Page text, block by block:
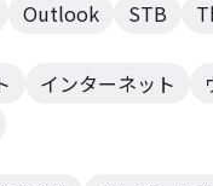
Outlook STB
インターネット